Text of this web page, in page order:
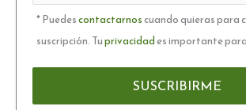
* Puedescontactarnoscuando quieras para
suscripción. Tuprivacidades importante